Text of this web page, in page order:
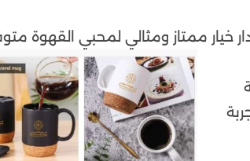
خيار ممتاز ومثالي لمحبي القهوة